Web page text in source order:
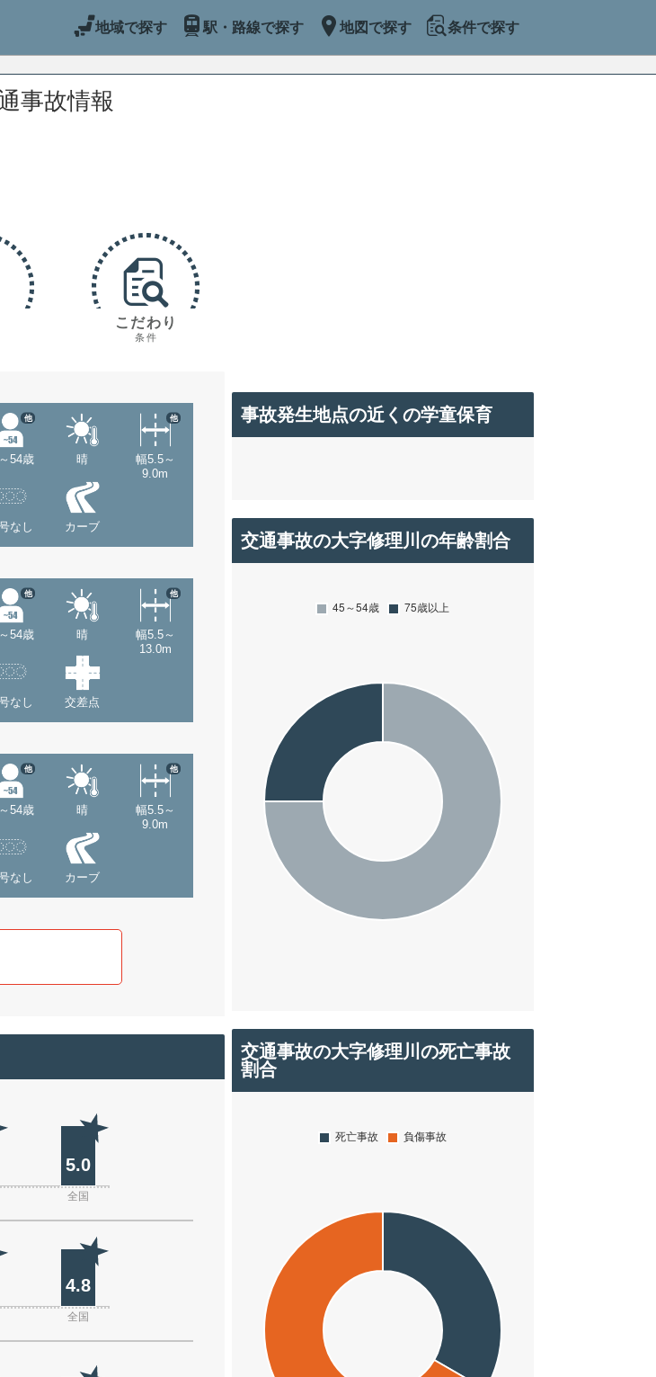
地域で探す 駅・路線で探す 地図で探す 条件で探す
事故情報
こだわり
条件
54歳
他
晴
幅5.5～
9.0m
他
なし カーブ
54歳
他
晴
幅5.5～
13.0m
他
なし 交差点
54歳
他
晴
幅5.5～
9.0m
他
なし カーブ
5.0
全国
4.8
全国
事故発生地点の近くの学童保育
交通事故の大字修理川の年齢割合
交通事故の大字修理川の死亡事故
割合